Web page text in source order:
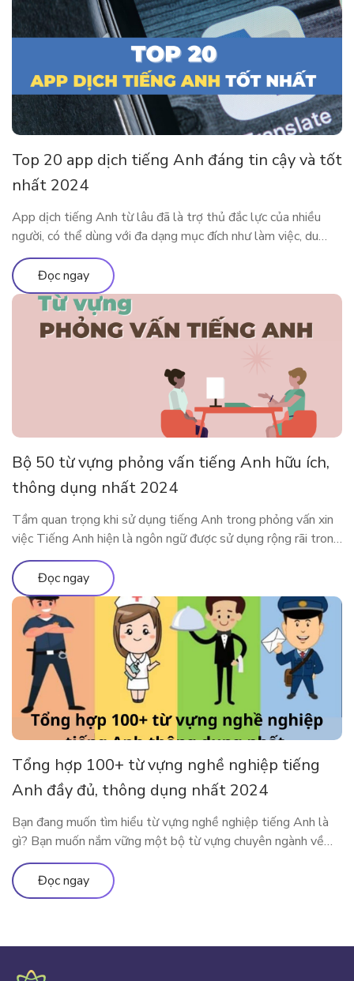
Top 20 app dịch tiếng Anh đáng tin cậy và tốt
nhất 2024
App dịch tiếng Anh từ lâu đã là trợ thủ đắc lực của nhiều
người, có thể dùng với đa dạng mục đích như làm việc, du
lịch, học tập,… Cùng tìm hiểu 20 app dịch tiếng Anh tiện lợi
và phổ biến nhất tại đây nhé. Ưu nhược điểm của việc sử
dụng app […]
Đọc ngay
Bộ 50 từ vựng phỏng vấn tiếng Anh hữu ích,
thông dụng nhất 2024
Tầm quan trọng khi sử dụng tiếng Anh trong phỏng vấn xin
việc Tiếng Anh hiện là ngôn ngữ được sử dụng rộng rãi trong
cả giao tiếp đời sống cũng như trong công việc. Rất nhiều các
doanh nghiệp đã liệt kê tiếng Anh như một yêu cầu quan
trọng trong bản mô tả […]
Đọc ngay
Tổng hợp 100+ từ vựng nghề nghiệp tiếng
Anh đầy đủ, thông dụng nhất 2024
Bạn đang muốn tìm hiểu từ vựng nghề nghiệp tiếng Anh là
gì? Bạn muốn nắm vững một bộ từ vựng chuyên ngành về
nghề nghiệp tiếng Anh đầy đủ và thông dụng? Vậy thì mời
các độc giả theo chân ELSA Premium để khám phá tất tần
tật về bộ từ vựng mô tả […]
Đọc ngay